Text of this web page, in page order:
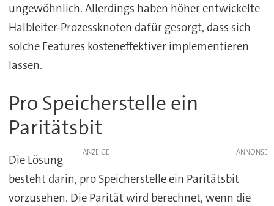
ungewöhnlich. Allerdings haben höher entwickelte
Halbleiter-Prozessknoten dafür gesorgt, dass sich
solche Features kosteneffektiver implementieren
lassen.
Pro Speicherstelle ein
Paritätsbit
ANZEIGE
Die Lösung
besteht darin, pro Speicherstelle ein Paritätsbit
vorzusehen. Die Parität wird berechnet, wenn die